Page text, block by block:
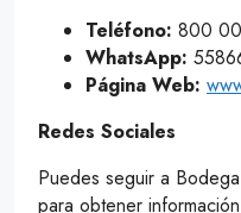
Teléfono: 800
WhatsApp:
Página Web:
Redes Sociales
Puedes seguir a
para obtener